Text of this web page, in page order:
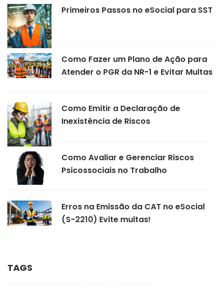
Primeiros Passos no eSocial para SST
Como Fazer um Plano de Ação para
Atender o PGR da NR-1 e Evitar Multas
Como Emitir a Declaração de
Inexistência de Riscos
Como Avaliar e Gerenciar Riscos
Psicossociais no Trabalho
Erros na Emissão da CAT no eSocial
(S-2210) Evite multas!
TAGS